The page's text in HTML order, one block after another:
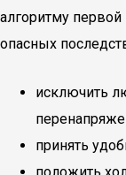
алгоритму
опасных
исключить
принять